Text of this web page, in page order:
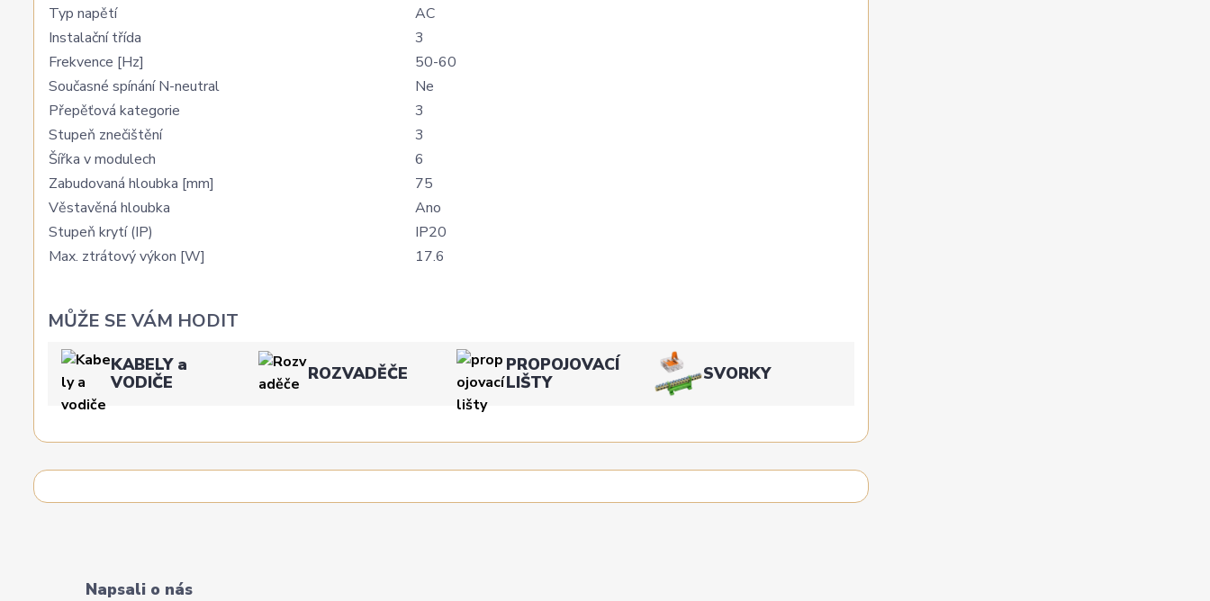
Typ napětí
AC
Instalační třída
3
Frekvence [Hz]
50-60
Současné spínání N-neutral
Ne
Přepěťová kategorie
3
Stupeň znečištění
3
Šířka v modulech
6
Zabudovaná hloubka [mm]
75
Věstavěná hloubka
Ano
Stupeň krytí (IP)
IP20
Max. ztrátový výkon [W]
17.6
MŮŽE SE VÁM HODIT
KABELY a
VODIČE
ROZVADĚČE
PROPOJOVACÍ
LIŠTY
SVORKY
Napsali o nás